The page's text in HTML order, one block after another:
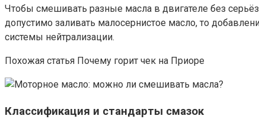
Чтобы смешивать разные масла в двигателе без
допустимо заливать малосернистое масло, то
системы нейтрализации.
Похожая статья Почему горит чек на Приоре
Классификация и стандарты смазок